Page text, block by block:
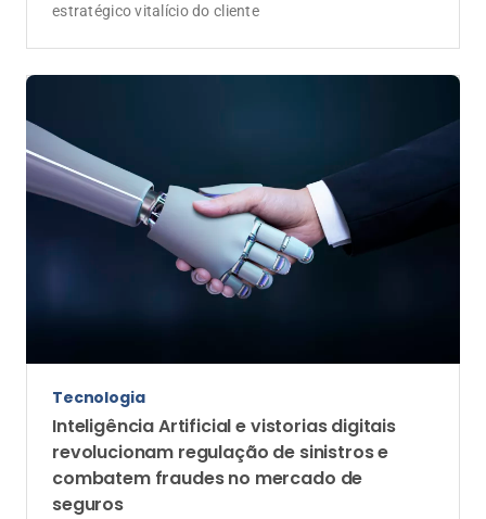
estratégico vitalício do cliente
Tecnologia
Inteligência Artificial e vistorias digitais
revolucionam regulação de sinistros e
combatem fraudes no mercado de
seguros